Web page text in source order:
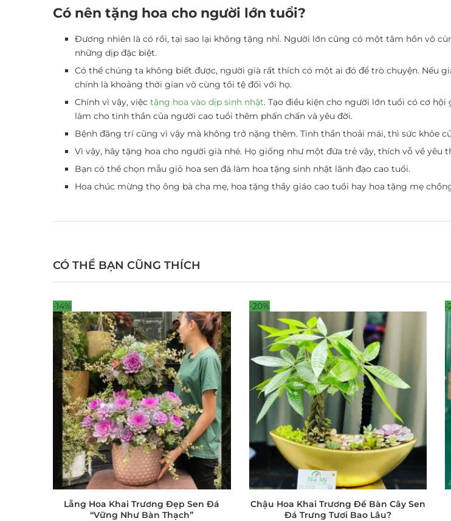
Có nên tặng hoa cho người lớn tuổi?
Đương nhiên là có rồi, tại sao lại không tặng nhỉ. Người lớn cũng có một tâm hồn vô
những dịp đặc biệt.
Có thể chúng ta không biết được, người già rất thích có một ai đó để trò chuyện. Nếu
chính là khoảng thời gian vô cùng tồi tệ đối với họ.
Chính vì vậy, việc tặng hoa vào dịp sinh nhật. Tạo điều kiện cho người lớn tuổi có cơ
làm cho tinh thần của người cao tuổi thêm phấn chấn và yêu đời.
Bệnh đãng trí cũng vì vậy mà không trở nặng thêm. Tinh thần thoải mái, thì sức khỏe
Vì vậy, hãy tặng hoa cho người già nhé. Họ giống như một đứa trẻ vậy, thích vỗ về yêu
Bạn có thể chọn mẫu giỏ hoa sen đá làm hoa tặng sinh nhật lãnh đạo cao tuổi.
Hoa chúc mừng thọ ông bà cha mẹ, hoa tặng thầy giáo cao tuổi hay hoa tặng mẹ
CÓ THỂ BẠN CŨNG THÍCH
-14%
Lẵng Hoa Khai Trương Đẹp Sen Đá
“Vững Như Bàn Thạch”
-20%
Chậu Hoa Khai Trương Để Bàn Cây Sen
Đá Trưng Tươi Bao Lâu?
-